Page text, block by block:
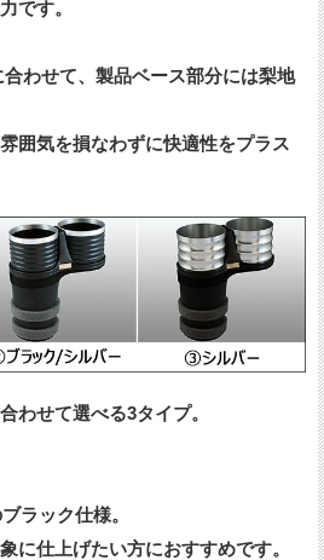
です。
わせて、製品ベース部分には梨地
囲気を損なわずに快適性をプラス
わせて選べる3タイプ。
ラック仕様。
に仕上げたい方におすすめです。